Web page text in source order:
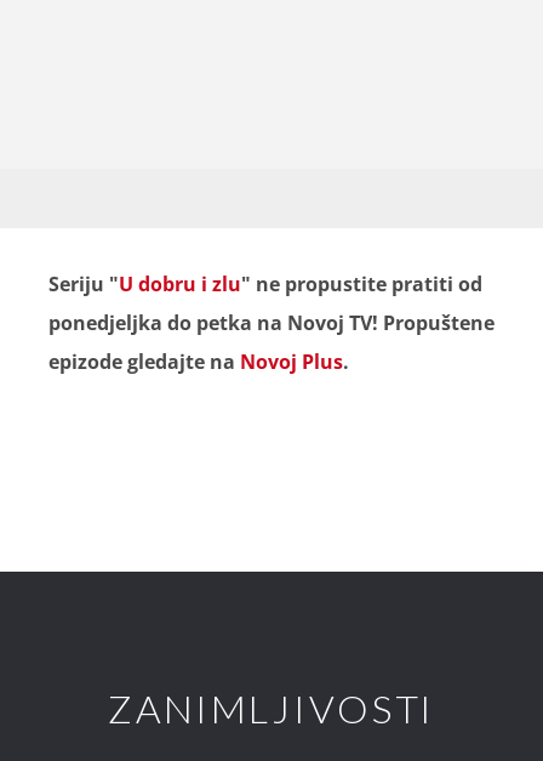
Seriju "U dobru i zlu" ne propustite pratiti od
ponedjeljka do petka na Novoj TV! Propuštene
epizode gledajte na Novoj Plus.
ZANIMLJIVOSTI